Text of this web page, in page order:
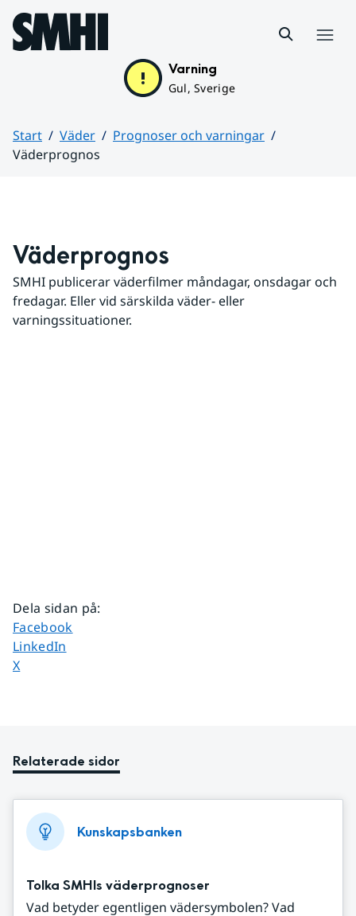
Hoppa till sidans innehåll
Varning
Gul, Sverige
Start Väder
Prognoser och varningar
Väderprognos
Väderprognos
SMHI publicerar väderfilmer måndagar, onsdagar och
fredagar. Eller vid särskilda väder- eller
varningssituationer.
Dela sidan på:
Dela sidan på
Facebook
Dela sidan på
LinkedIn
Dela sidan på
X
Relaterade sidor
Kunskapsbanken
Tolka SMHIs väderprognoser
Vad betyder egentligen vädersymbolen? Vad